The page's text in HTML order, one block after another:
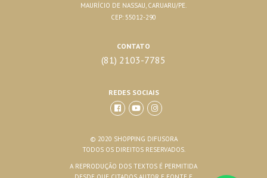
MAURÍCIO DE NASSAU, CARUARU/PE.
CEP: 55012-290
CONTATO
(81) 2103-7785
REDES SOCIAIS
© 2020 SHOPPING DIFUSORA
TODOS OS DIREITOS RESERVADOS.
A REPRODUÇÃO DOS TEXTOS É PERMITIDA